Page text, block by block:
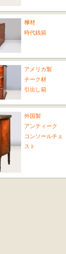
﨔材
時代銭箱
アメリカ製
チーク材
引出し箱
外国製
アンティーク
コンソールチェ
スト